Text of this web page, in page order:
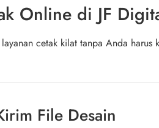
Online di JF
cetak kilat tanpa Anda
File Desain